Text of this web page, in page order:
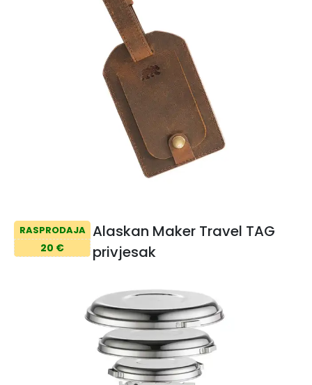
RASPRODAJA
20 €
Alaskan Maker Travel TAG
privjesak